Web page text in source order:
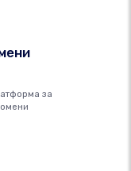
за